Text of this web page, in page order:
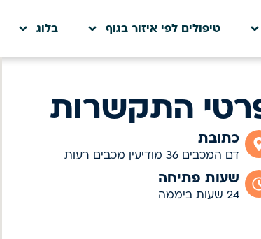
טיפולים לפי איזור בגוף בלוג
התקשרות
כתובת
דם המכבים 36 מודיעין מכבים רעות
שעות פתיחה
24 שעות ביממה